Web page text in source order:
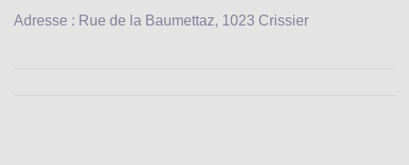
Adresse : Rue de la Baumettaz, 1023 Crissier